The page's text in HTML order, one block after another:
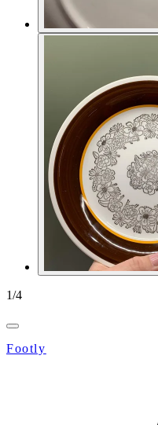
1/4
Footly